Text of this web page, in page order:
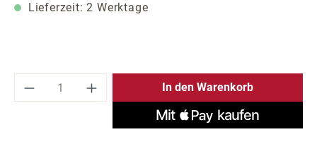
Lieferzeit: 2 Werktage
Produkt Anzahl: Gib den gewünschten
In den Warenkorb